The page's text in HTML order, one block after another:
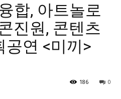
합, 아트놀로
진원, 콘텐츠
공연 <미끼>
0
186